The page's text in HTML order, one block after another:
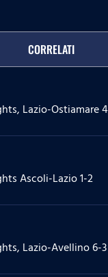
CORRELATI
Lazio-Ostiamare
Ascoli-Lazio 1-2
Lazio-Avellino 6-3